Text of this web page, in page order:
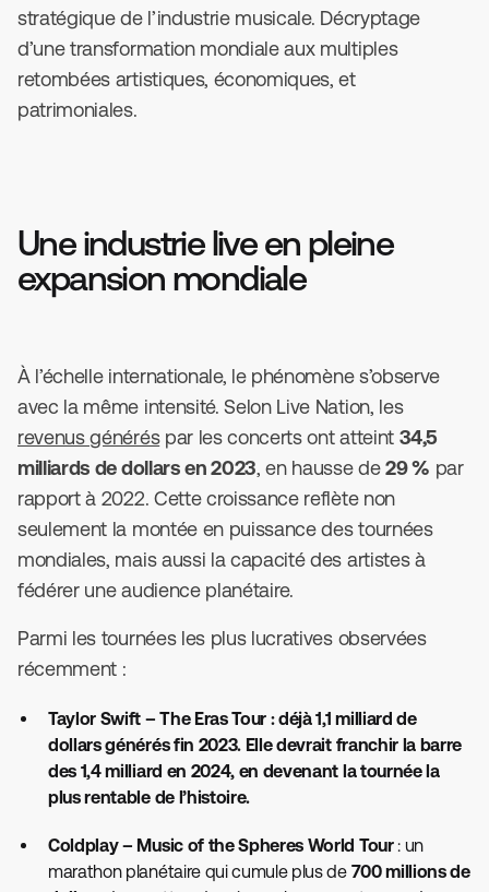
stratégique de l’industrie musicale. Décryptage
d’une transformation mondiale aux multiples
retombées artistiques, économiques, et
patrimoniales.
Une industrie live en pleine
expansion mondiale
À l’échelle internationale, le phénomène s’observe
avec la même intensité. Selon Live Nation, les
revenus généréspar les concerts ont atteint 34,5
milliards de dollars en 2023, en hausse de29 % par
rapport à 2022. Cette croissance reflète non
seulement la montée en puissance des tournées
mondiales, mais aussi la capacité des artistes à
fédérer une audience planétaire.
Parmi les tournées les plus lucratives observées
récemment :
Taylor Swift – The Eras Tour : déjà 1,1 milliard de
dollars générés fin 2023. Elle devrait franchir la barre
des 1,4 milliard en 2024, en devenant la tournée la
plus rentable de l’histoire.
Coldplay – Music of the Spheres World Tour: un
marathon planétaire qui cumule plus de 700 millions de